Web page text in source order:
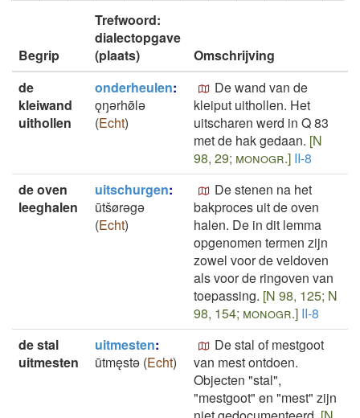
Begrip
Trefwoord:
dialectopgave
(plaats)
Omschrijving
de
kleiwand
uithollen
onderheulen:
ǫŋǝrhø̄̄lǝ
(Echt)
De wand van de
kleiput uithollen. Het
uitscharen werd in Q 83
met de hak gedaan. [N
98, 29; monogr.] II-8
de oven
leeghalen
uitschurgen:
ūtšørǝgǝ
(Echt)
De stenen na het
bakproces uit de oven
halen. De in dit lemma
opgenomen termen zijn
zowel voor de veldoven
als voor de ringoven van
toepassing. [N 98, 125; N
98, 154; monogr.] II-8
de stal
uitmesten
uitmesten:
ūtmęstǝ (Echt)
De stal of mestgoot
van mest ontdoen.
Objecten "stal",
"mestgoot" en "mest" zijn